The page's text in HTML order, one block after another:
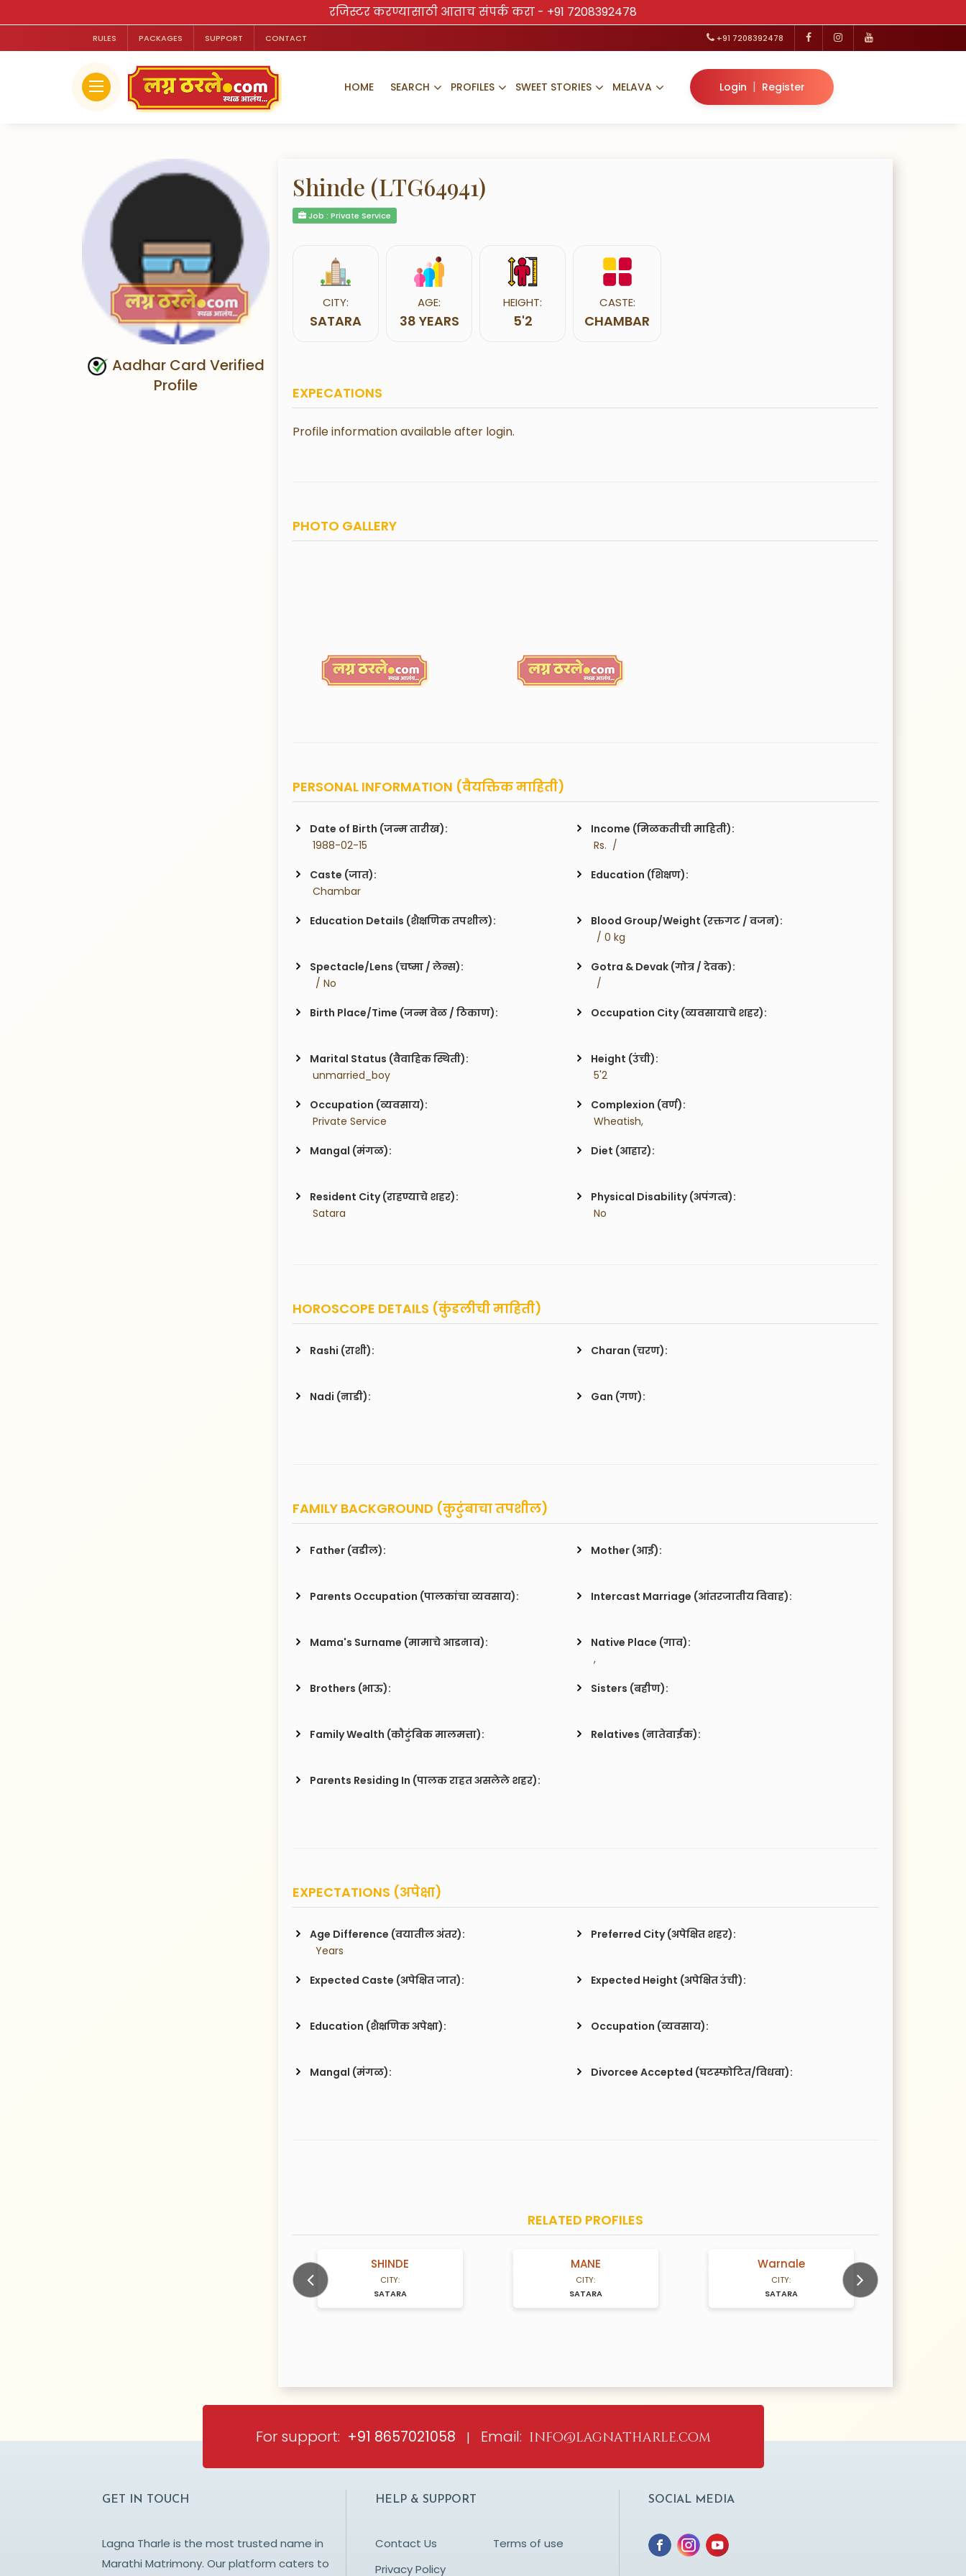
रजिस्टर करण्यासाठी आताच संपर्क करा - +91 7208392478
RULES PACKAGES SUPPORT CONTACT +91 7208392478
HOME SEARCH PROFILES SWEET STORIES MELAVA Login | Register
Aadhar Card Verified
Profile
Shinde (LTG64941)
Job : Private Service
CITY:
SATARA
AGE:
38 YEARS
HEIGHT:
5'2
CASTE:
CHAMBAR
EXPECATIONS
Profile information available after login.
PHOTO GALLERY
PERSONAL INFORMATION (वैयक्तिक माहिती)
Date of Birth (जन्म तारीख):
1988-02-15
Income (मिळकतीची माहिती):
Rs.  /
Caste (जात):
Chambar
Education (शिक्षण):
Education Details (शैक्षणिक तपशील):
Blood Group/Weight (रक्तगट / वजन):
  / 0 kg
Spectacle/Lens (चष्मा / लेन्स):
  / No
Gotra & Devak (गोत्र / देवक):
  /
Birth Place/Time (जन्म वेळ / ठिकाण): Occupation City (व्यवसायाचे शहर):
Marital Status (वैवाहिक स्थिती):
unmarried_boy
Height (उंची):
5'2
Occupation (व्यवसाय):
Private Service
Complexion (वर्ण):
Wheatish,
Mangal (मंगळ): Diet (आहार):
Resident City (राहण्याचे शहर):
Satara
Physical Disability (अपंगत्व):
No
HOROSCOPE DETAILS (कुंडलीची माहिती)
Rashi (राशी): Charan (चरण):
Nadi (नाडी): Gan (गण):
FAMILY BACKGROUND (कुटुंबाचा तपशील)
Father (वडील): Mother (आई):
Parents Occupation (पालकांचा व्यवसाय): Intercast Marriage (आंतरजातीय विवाह):
Mama's Surname (मामाचे आडनाव):
Native Place (गाव):
,
Brothers (भाऊ): Sisters (बहीण):
Family Wealth (कौटुंबिक मालमत्ता): Relatives (नातेवाईक):
Parents Residing In (पालक राहत असलेले शहर):
EXPECTATIONS (अपेक्षा)
Age Difference (वयातील अंतर):
  Years
Preferred City (अपेक्षित शहर):
Expected Caste (अपेक्षित जात): Expected Height (अपेक्षित उंची):
Education (शैक्षणिक अपेक्षा): Occupation (व्यवसाय):
Mangal (मंगळ): Divorcee Accepted (घटस्फोटित/विधवा):
RELATED PROFILES
Previous
N/A Years old SHINDE
CITY:
SATARA
MANE
CITY:
SATARA
N/A Years oldWarnale
CITY:
SATARA
Next
For support: +91 8657021058 | Email: info@lagnatharle.com
GET IN TOUCH
Lagna Tharle is the most trusted name in
Marathi Matrimony. Our platform caters to
HELP & SUPPORT
Contact Us
Terms of use
Privacy Policy
SOCIAL MEDIA